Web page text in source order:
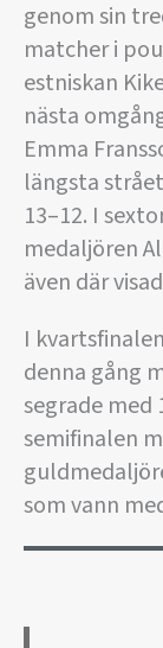
genom sin
matcher i
estniskan
nästa
Emma
längsta
13–12. I
medaljören
även där
I
denna gång
segrade med
semifinalen
som vann